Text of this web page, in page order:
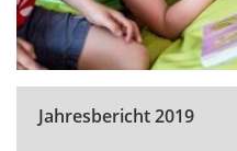
Jahresbericht 2019